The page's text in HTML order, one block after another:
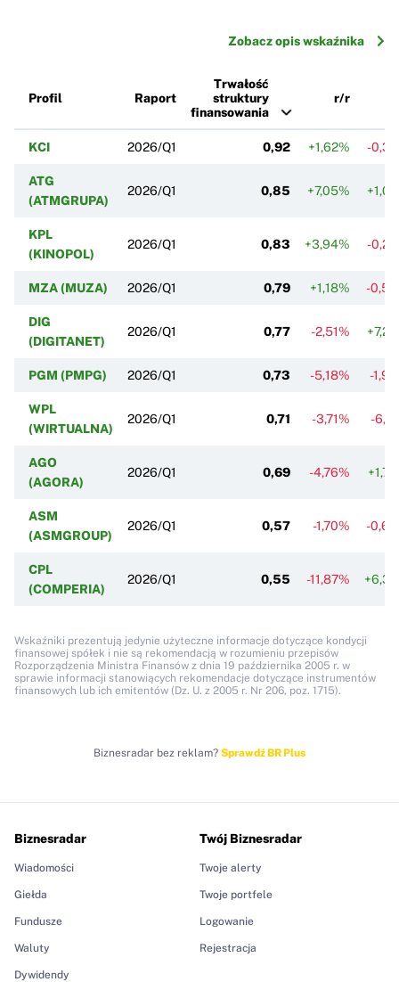
Zobacz opis wskaźnika
Profil Raport
Trwałość
struktury
finansowania
r/r
KCI 2026/Q1 0,92 +1,62% -
ATG
(ATMGRUPA)
2026/Q1 0,85 +7,05%
KPL
(KINOPOL)
2026/Q1 0,83 +3,94% -
MZA (MUZA) 2026/Q1 0,79 +1,18% -
DIG
(DIGITANET)
2026/Q1 0,77 -2,51%
PGM (PMPG) 2026/Q1 0,73 -5,18% -
WPL
(WIRTUALNA)
2026/Q1 0,71 -3,71% -
AGO
(AGORA)
2026/Q1 0,69 -4,76%
ASM
(ASMGROUP)
2026/Q1 0,57 -1,70% -
CPL
(COMPERIA)
2026/Q1 0,55 -11,87%
Wskaźniki prezentują jedynie użyteczne informacje dotyczące kondycji
finansowej spółek i nie są rekomendacją w rozumieniu przepisów
Rozporządzenia Ministra Finansów z dnia 19 października 2005 r. w
sprawie informacji stanowiących rekomendacje dotyczące instrumentów
finansowych lub ich emitentów (Dz. U. z 2005 r. Nr 206, poz. 1715).
Biznesradar bez reklam? Sprawdź BR Plus
Biznesradar
Wiadomości
Giełda
Fundusze
Waluty
Dywidendy
Twój Biznesradar
Twoje alerty
Twoje portfele
Logowanie
Rejestracja